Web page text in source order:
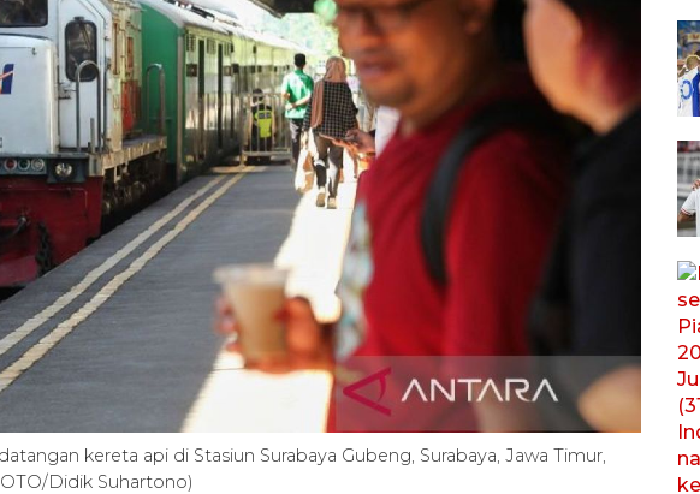
kereta api di Stasiun Surabaya Gubeng, Surabaya, Jawa Timur,
Didik Suhartono)